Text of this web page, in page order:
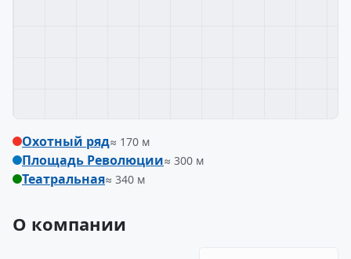
Охотный ряд≈ 170 м
Площадь Революции≈ 300 м
Театральная≈ 340 м
О компании